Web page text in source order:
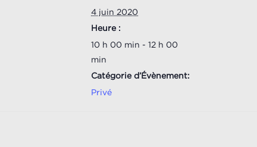
4 juin 2020
Heure :
10 h 00 min - 12 h 00
min
Catégorie d’Évènement:
Privé